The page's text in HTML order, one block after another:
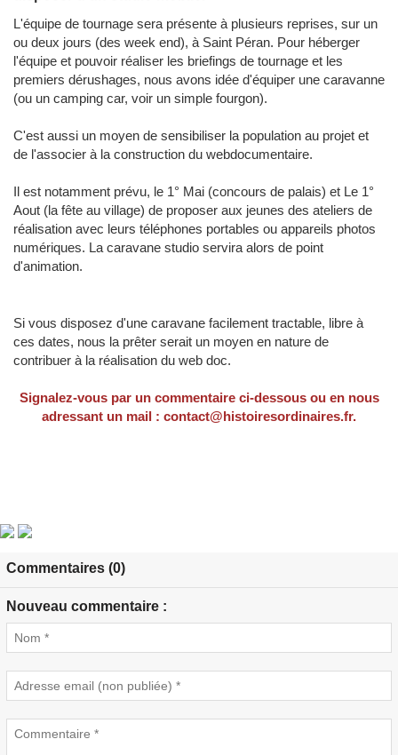
L'équipe de tournage sera présente à plusieurs reprises, sur un
ou deux jours (des week end), à Saint Péran. Pour héberger
l'équipe et pouvoir réaliser les briefings de tournage et les
premiers dérushages, nous avons idée d'équiper une caravanne
(ou un camping car, voir un simple fourgon).
C'est aussi un moyen de sensibiliser la population au projet et
de l'associer à la construction du webdocumentaire.
Il est notamment prévu, le 1° Mai (concours de palais) et Le 1°
Aout (la fête au village) de proposer aux jeunes des ateliers de
réalisation avec leurs téléphones portables ou appareils photos
numériques. La caravane studio servira alors de point
d'animation.
Si vous disposez d'une caravane facilement tractable, libre à
ces dates, nous la prêter serait un moyen en nature de
contribuer à la réalisation du web doc.
Signalez-vous par un commentaire ci-dessous ou en nous
adressant un mail : contact@histoiresordinaires.fr.
Commentaires (0)
Nouveau commentaire :